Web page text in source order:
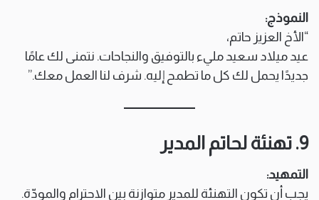
النموذج:
“الأخ العزيز حاتم،
عيد ميلاد سعيد مليء بالتوفيق والنجاحات. نتمنى لك عامًا
جديدًا يحمل لك كل ما تطمح إليه. شرف لنا العمل معك.”
9. تهنئة لحاتم المدير
التمهيد:
يجب أن تكون التهنئة للمدير متوازنة بين الاحترام والمودّة.